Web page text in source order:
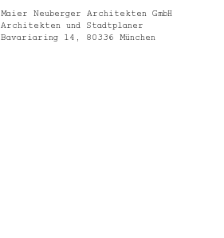
Maier Neuberger Architekten GmbH
Architekten und Stadtplaner
Bavariaring 14, 80336 München